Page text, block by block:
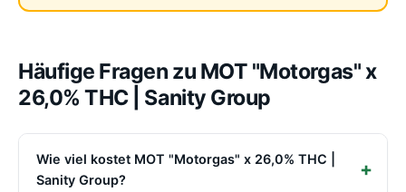
Häufige Fragen zu MOT "Motorgas" x
26,0% THC | Sanity Group
Wie viel kostet MOT "Motorgas" x 26,0% THC |
Sanity Group?